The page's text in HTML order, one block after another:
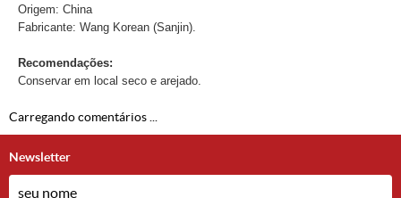
Origem: China
Fabricante: Wang Korean (Sanjin).
Recomendações:
Conservar em local seco e arejado.
Carregando comentários ...
Newsletter